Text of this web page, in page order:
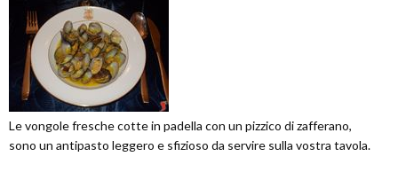
Le vongole fresche cotte in padella con un pizzico di zafferano,
sono un antipasto leggero e sfizioso da servire sulla vostra tavola.